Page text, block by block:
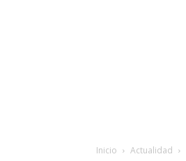
Inicio Actualidad